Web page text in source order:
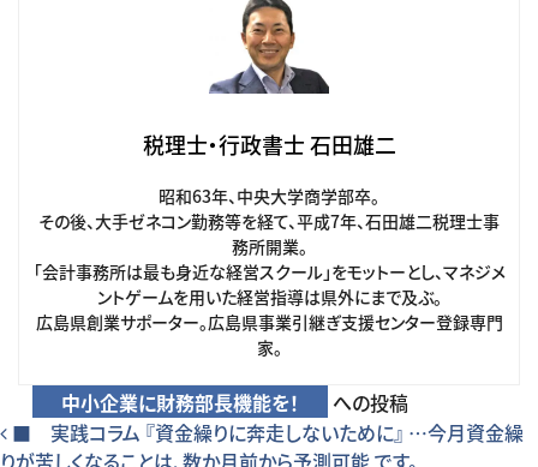
税理士・行政書士 石田雄二
昭和63年、中央大学商学部卒。
その後、大手ゼネコン勤務等を経て、平成7年、石田雄二税理士事
務所開業。
「会計事務所は最も身近な経営スクール」をモットーとし、マネジメ
ントゲームを用いた経営指導は県外にまで及ぶ。
広島県創業サポーター。広島県事業引継ぎ支援センター登録専門
家。
中小企業に財務部長機能を！ への投稿
投稿ナビゲーション
■ 実践コラム 『資金繰りに奔走しないために』 …今月資金繰